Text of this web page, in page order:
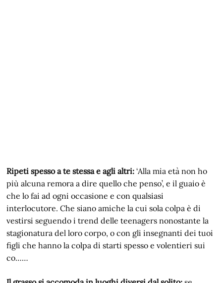
Ripeti spesso a te stessa e agli altri: ‘Alla mia età non ho
più alcuna remora a dire quello che penso’, e il guaio è
che lo fai ad ogni occasione e con qualsiasi
interlocutore. Che siano amiche la cui sola colpa è di
vestirsi seguendo i trend delle teenagers nonostante la
stagionatura del loro corpo, o con gli insegnanti dei tuoi
figli che hanno la colpa di starti spesso e volentieri sui
co……